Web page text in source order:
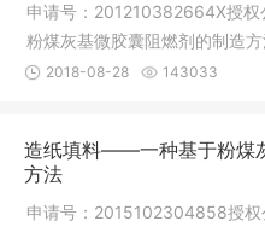
申请号：201210382664X授权
粉煤灰基微胶囊阻燃剂的制造
b、活化粉
2018-08-28 143033
造纸填料——一种基于粉煤
方法
申请号：2015102304858授